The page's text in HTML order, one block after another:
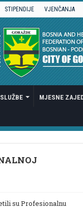
STIPENDIJE VJENČANJA
MJESNE
su Profesionalnu